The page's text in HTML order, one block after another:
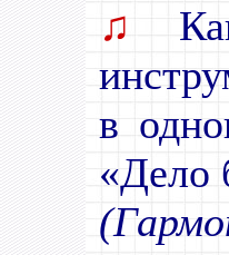
♫
в
«Дело